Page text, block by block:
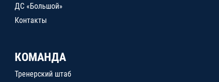
ДС «Большой»
Контакты
КОМАНДА
Тренерский штаб